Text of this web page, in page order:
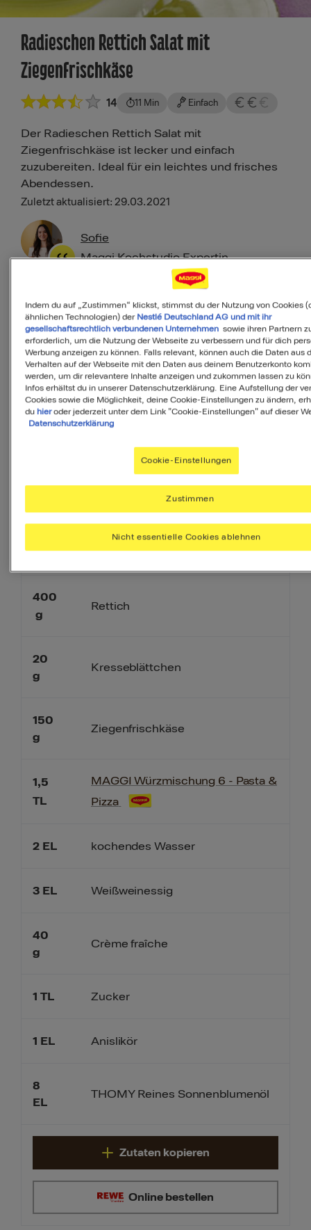
Radieschen Rettich Salat mit
Ziegenfrischkäse
14 11 Min Einfach
Der Radieschen Rettich Salat mit
Ziegenfrischkäse ist lecker und einfach
zuzubereiten. Ideal für ein leichtes und frisches
Abendessen.
Zuletzt aktualisiert: 29.03.2021
Sofie
Maggi Kochstudio Expertin
Als Favorit speichern
PDF
Zutaten
4Portionen
g
400
g
20
g
150
g
1,5
TL
2 EL
3 EL
40
g
1 TL
1 EL
8
EL
Rettich
Kresseblättchen
Ziegenfrischkäse
MAGGI Würzmischung 6 - Pasta &
Pizza
kochendes Wasser
Weißweinessig
Crème fraîche
Zucker
Anislikör
THOMY Reines Sonnenblumenöl
Online bestellen
Zutaten kopieren
Indem du auf „Zustimmen“ klickst, stimmst du der Nutzung von Cookies
ähnlichen Technologien) der Nestlé Deutschland AG und mit ihr
gesellschaftsrechtlich verbundenen Unternehmensowie ihren Partnern
erforderlich, um die Nutzung der Webseite zu verbessern und für dich
Werbung anzeigen zu können. Falls relevant, können auch die Daten aus
Verhalten auf der Webseite mit den Daten aus deinem Benutzerkonto
werden, um dir relevantere Inhalte anzeigen und zukommen lassen zu
Infos erhältst du in unserer Datenschutzerklärung. Eine Aufstellung der
Cookies sowie die Möglichkeit, deine Cookie-Einstellungen zu ändern,
du hieroder jederzeit unter dem Link "Cookie-Einstellungen" auf dieser
Datenschutzerklärung
Cookie-Einstellungen
Nicht essentielle Cookies ablehnen
Zustimmen